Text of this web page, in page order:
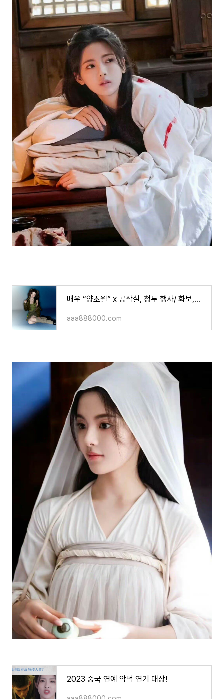
배우 “양초월” x 공작실, 청두 행사/ 화보,영상
aaa888000.com
2023 중국 연예 악덕 연기 대상!